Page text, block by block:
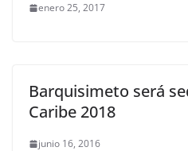
enero 25, 2017
Barquisimeto será
Caribe 2018
junio 16, 2016